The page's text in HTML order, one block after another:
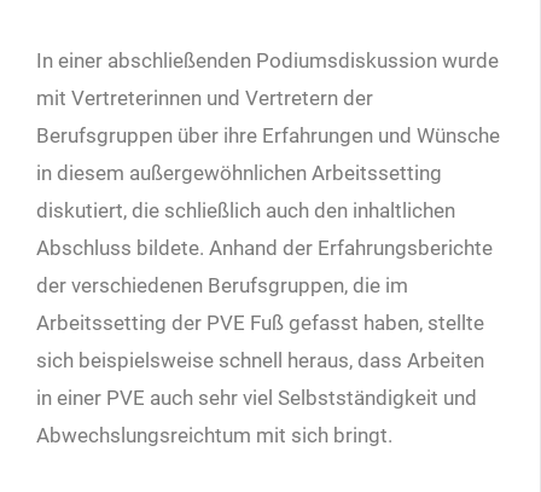
In einer abschließenden Podiumsdiskussion wurde
mit Vertreterinnen und Vertretern der
Berufsgruppen über ihre Erfahrungen und Wünsche
in diesem außergewöhnlichen Arbeitssetting
diskutiert, die schließlich auch den inhaltlichen
Abschluss bildete. Anhand der Erfahrungsberichte
der verschiedenen Berufsgruppen, die im
Arbeitssetting der PVE Fuß gefasst haben, stellte
sich beispielsweise schnell heraus, dass Arbeiten
in einer PVE auch sehr viel Selbstständigkeit und
Abwechslungsreichtum mit sich bringt.